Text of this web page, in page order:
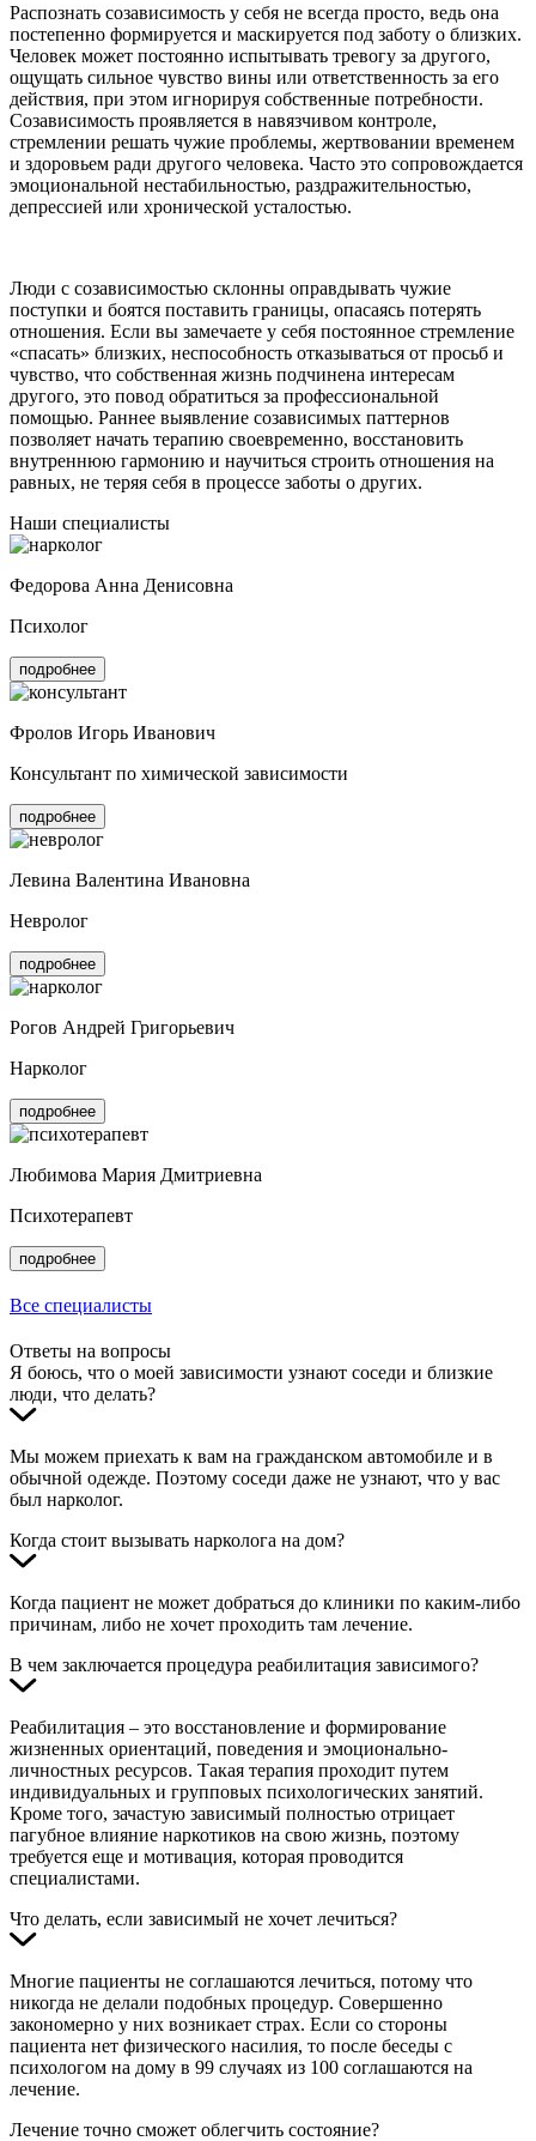
Распознать созависимость у себя не всегда просто, ведь она
постепенно формируется и маскируется под заботу о близких.
Человек может постоянно испытывать тревогу за другого,
ощущать сильное чувство вины или ответственность за его
действия, при этом игнорируя собственные потребности.
Созависимость проявляется в навязчивом контроле,
стремлении решать чужие проблемы, жертвовании временем
и здоровьем ради другого человека. Часто это сопровождается
эмоциональной нестабильностью, раздражительностью,
депрессией или хронической усталостью.
Люди с созависимостью склонны оправдывать чужие
поступки и боятся поставить границы, опасаясь потерять
отношения. Если вы замечаете у себя постоянное стремление
«спасать» близких, неспособность отказываться от просьб и
чувство, что собственная жизнь подчинена интересам
другого, это повод обратиться за профессиональной
помощью. Раннее выявление созависимых паттернов
позволяет начать терапию своевременно, восстановить
внутреннюю гармонию и научиться строить отношения на
равных, не теряя себя в процессе заботы о других.
Наши специалисты
Федорова Анна Денисовна
Психолог
подробнее
Фролов Игорь Иванович
Консультант по химической зависимости
подробнее
Левина Валентина Ивановна
Невролог
подробнее
Рогов Андрей Григорьевич
Нарколог
подробнее
Любимова Мария Дмитриевна
Психотерапевт
подробнее
Все специалисты
Ответы на вопросы
Я боюсь, что о моей зависимости узнают соседи и близкие
люди, что делать?
Мы можем приехать к вам на гражданском автомобиле и в
обычной одежде. Поэтому соседи даже не узнают, что у вас
был нарколог.
Когда стоит вызывать нарколога на дом?
Когда пациент не может добраться до клиники по каким-либо
причинам, либо не хочет проходить там лечение.
В чем заключается процедура реабилитация зависимого?
Реабилитация – это восстановление и формирование
жизненных ориентаций, поведения и эмоционально-
личностных ресурсов. Такая терапия проходит путем
индивидуальных и групповых психологических занятий.
Кроме того, зачастую зависимый полностью отрицает
пагубное влияние наркотиков на свою жизнь, поэтому
требуется еще и мотивация, которая проводится
специалистами.
Что делать, если зависимый не хочет лечиться?
Многие пациенты не соглашаются лечиться, потому что
никогда не делали подобных процедур. Совершенно
закономерно у них возникает страх. Если со стороны
пациента нет физического насилия, то после беседы с
психологом на дому в 99 случаях из 100 соглашаются на
лечение.
Лечение точно сможет облегчить состояние?